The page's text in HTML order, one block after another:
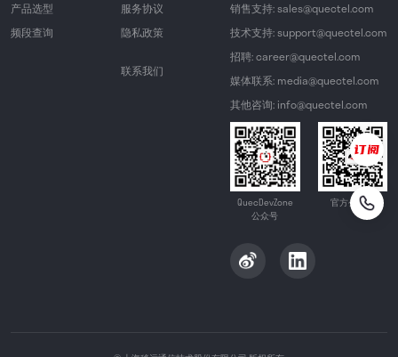
产品选型
频段查询
服务协议
隐私政策
联系我们
销售支持: sales@quectel.com
技术支持: support@quectel.com
招聘: career@quectel.com
媒体联系: media@quectel.com
其他咨询: info@quectel.com
QuecDevZone
公众号
官方公众号